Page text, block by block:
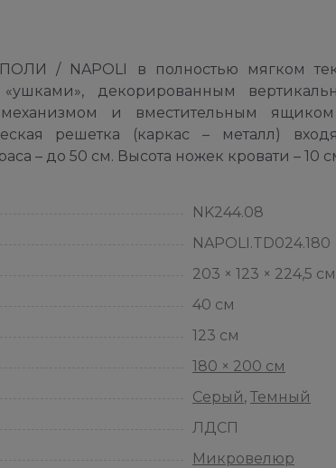
/ NAPOLI в полностью мягком
декорированным
и вместительным ящиком
решетка (каркас – металл)
– до 50 см. Высота ножек кровати – 10
NK244.08
NAPOLI.TD024.180
203 × 123 × 224,5 см
40 см
123 см
180 × 200 см
Серый, Темный
ЛДСП
Микровелюр